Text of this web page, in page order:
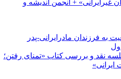
به فرزندان مادرایرانی-پدر
نقد و بررسی کتاب «تمنای رفتن؛